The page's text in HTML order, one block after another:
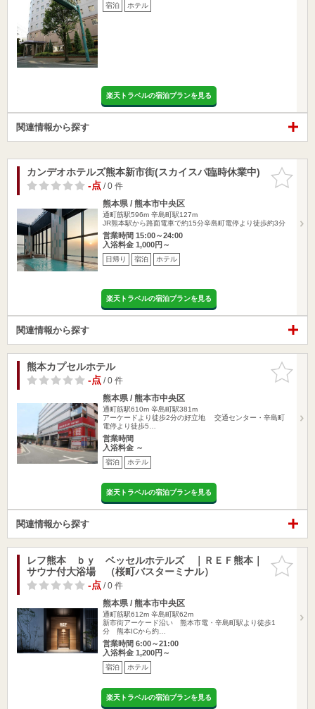
宿泊 ホテル
楽天トラベルの宿泊プランを見る
関連情報から探す
お気に入
りに追加
カンデオホテルズ熊本新市街(スカイスパ臨時休業中)
-点/ 0 件
熊本県 / 熊本市中央区
通町筋駅596m 辛島町駅127m
JR熊本駅から路面電車で約15分辛島町電停より徒歩約3分
営業時間 15:00～24:00
入浴料金 1,000円～
日帰り 宿泊 ホテル
楽天トラベルの宿泊プランを見る
関連情報から探す
お気に入
りに追加
熊本カプセルホテル
-点/ 0 件
熊本県 / 熊本市中央区
通町筋駅610m 辛島町駅381m
アーケードより徒歩2分の好立地 交通センター・辛島町
電停より徒歩5…
営業時間
入浴料金 ～
宿泊 ホテル
楽天トラベルの宿泊プランを見る
関連情報から探す
お気に入
りに追加
レフ熊本 ｂｙ ベッセルホテルズ ｜ＲＥＦ熊本｜
サウナ付大浴場 （桜町バスターミナル）
-点/ 0 件
熊本県 / 熊本市中央区
通町筋駅612m 辛島町駅62m
新市街アーケード沿い 熊本市電・辛島町駅より徒歩1
分 熊本ICから約…
営業時間 6:00～21:00
入浴料金 1,200円～
宿泊 ホテル
楽天トラベルの宿泊プランを見る